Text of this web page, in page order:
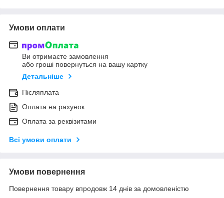
Умови оплати
Ви отримаєте замовлення
або гроші повернуться на вашу картку
Детальніше
Післяплата
Оплата на рахунок
Оплата за реквізитами
Всі умови оплати
Умови повернення
Повернення товару впродовж 14 днів за домовленістю